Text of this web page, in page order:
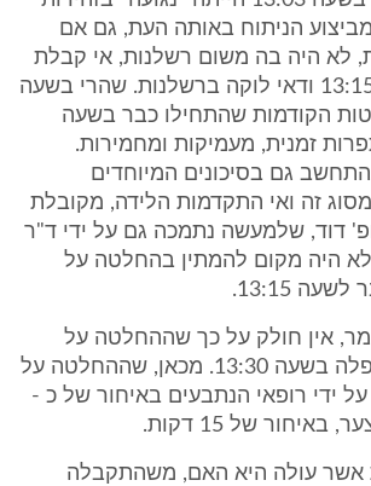
מביצוע הניתוח באותה העת, גם אם
לא היה בה משום רשלנות, אי קבלת
ההחלטה בשעה 13:15 ודאי לוקה ברשלנות. שהרי בשעה
הקודמות שהתחילו כבר בשעה
זמנית, מעמיקות ומחמירות.
גם בסיכונים המיוחדים
זה ואי התקדמות הלידה, מקובלת
דוד, שלמעשה נתמכה גם על ידי ד"ר
שלא היה מקום להמתין בהחלטה על
13:15.
אין חולק על כך שההחלטה על
הניתוח הקיסרי נפלה בשעה 13:30. מכאן, שההחלטה על
ידי רופאי הנתבעים באיחור של כ -
אשר עולה היא האם, משהתקבלה